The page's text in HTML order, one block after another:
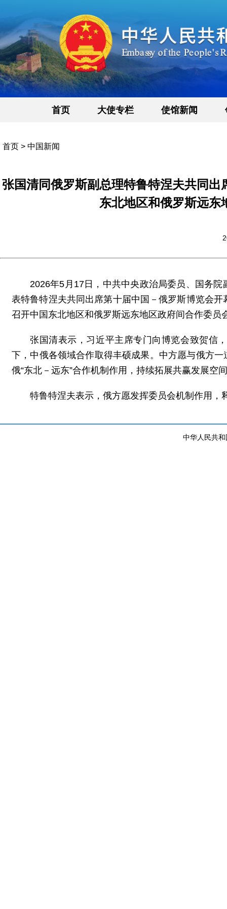
首页 大使专栏 使馆新闻
首页 > 中国新闻
张国清同俄罗斯副总理特鲁特涅夫共同
东北地区和俄罗斯远东
2026年5月17日，中共中央政治局委员、国务
表特鲁特涅夫共同出席第十届中国－俄罗斯博览会
召开中国东北地区和俄罗斯远东地区政府间合作委员
张国清表示，习近平主席专门向博览会致贺信
下，中俄各领域合作取得丰硕成果。中方愿与俄方
俄“东北－远东”合作机制作用，持续拓展共赢发展空
特鲁特涅夫表示，俄方愿发挥委员会机制作用
中华人民共